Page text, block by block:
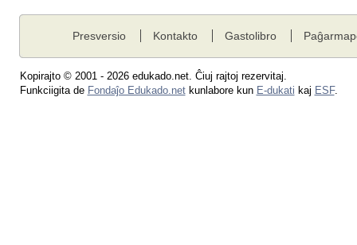
Presversio Kontakto Gastolibro
Kopirajto © 2001 - 2026 edukado.net. Ĉiuj rajtoj rezervitaj.
Funkciigita de Fondaĵo Edukado.netkunlabore kun E-dukati kaj ESF.